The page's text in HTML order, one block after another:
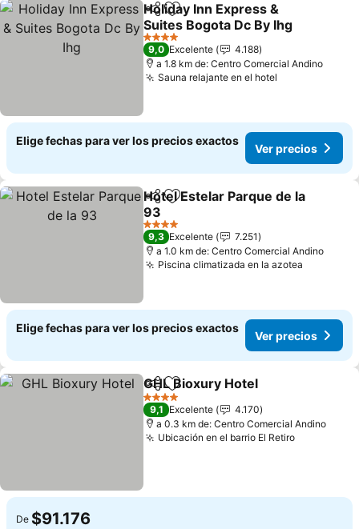
CompartirAgregar a favoritos
Holiday Inn Express &
Suites Bogota Dc By Ihg
Ver precios
4 Estrellas
9,0 Excelente
4.188
a 1.8 km de: Centro Comercial Andino
Sauna relajante en el hotel
Elige fechas para ver los precios exactos
Ver precios
CompartirAgregar a favoritos
Hotel Estelar Parque de la
93
Ver precios
4 Estrellas
9,3 Excelente
7.251
a 1.0 km de: Centro Comercial Andino
Piscina climatizada en la azotea
Elige fechas para ver los precios exactos
Ver precios
CompartirAgregar a favoritos
GHL Bioxury Hotel
4 Estrellas
9,1 Excelente
4.170
a 0.3 km de: Centro Comercial Andino
Ubicación en el barrio El RetiroVer
De $91.176